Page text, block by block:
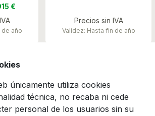
€
de año
Precios sin IVA
Validez: Hasta fin de año
únicamente utiliza cookies
técnica, no recaba ni cede
personal de los usuarios sin su